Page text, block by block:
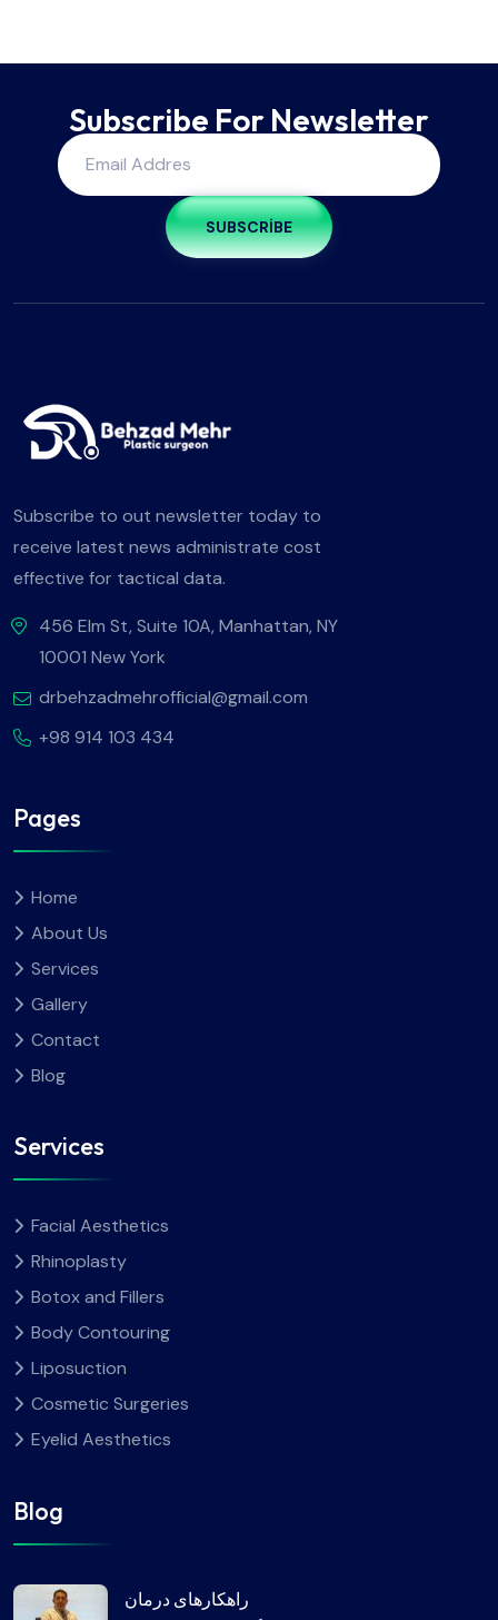
Subscribe For Newsletter
SUBSCRIBE
Subscribe to out newsletter today to
receive latest news administrate cost
effective for tactical data.
456 Elm St, Suite 10A, Manhattan, NY
10001 New York
drbehzadmehrofficial@gmail.com
+98 914 103 434
Pages
Home
About Us
Services
Gallery
Contact
Blog
Services
Facial Aesthetics
Rhinoplasty
Botox and Fillers
Body Contouring
Liposuction
Cosmetic Surgeries
Eyelid Aesthetics
Blog
راهکارهای درمان